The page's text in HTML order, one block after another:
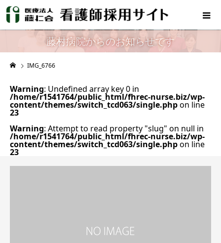
藤村病院からのお知らせです
IMG_6766
Warning: Undefined array key 0 in
/home/r1541764/public_html/fhrec-nurse.biz/wp-
content/themes/switch_tcd063/single.phpon line
23
Warning: Attempt to read property "slug" on null in
/home/r1541764/public_html/fhrec-nurse.biz/wp-
content/themes/switch_tcd063/single.phpon line
23